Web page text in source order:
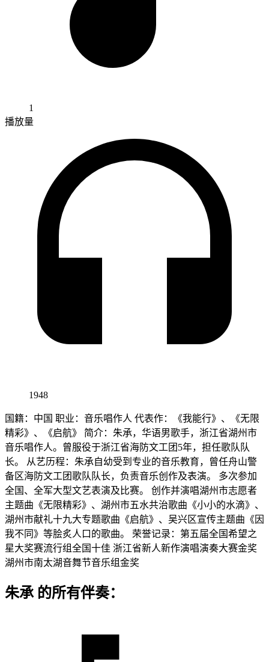
1
播放量
1948
国籍：中国 职业：音乐唱作人 代表作：《我能行》、《无限
精彩》、《启航》 简介：朱承，华语男歌手，浙江省湖州市
音乐唱作人。曾服役于浙江省海防文工团5年，担任歌队队
长。 从艺历程：朱承自幼受到专业的音乐教育，曾任舟山警
备区海防文工团歌队队长，负责音乐创作及表演。 多次参加
全国、全军大型文艺表演及比赛。 创作并演唱湖州市志愿者
主题曲《无限精彩》、湖州市五水共治歌曲《小小的水滴》、
湖州市献礼十九大专题歌曲《启航》、吴兴区宣传主题曲《因
我不同》等脍炙人口的歌曲。 荣誉记录：第五届全国希望之
星大奖赛流行组全国十佳 浙江省新人新作演唱演奏大赛金奖
湖州市南太湖音舞节音乐组金奖
朱承 的所有伴奏：